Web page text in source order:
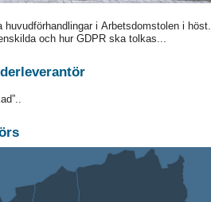
i Arbetsdomstolen i höst.
och hur GDPR ska tolkas...